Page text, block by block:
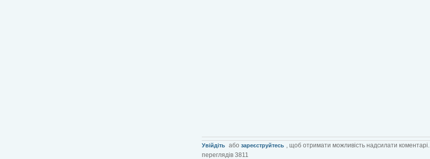
Увійдіть або зареєструйтесь , щоб отримати можливість надсилати коментарі.
переглядів 3811